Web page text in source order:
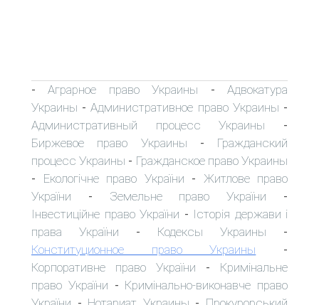
-Аграрное право Украины -Адвокатура
Украины -Административное право Украины -
Административный процесс Украины -
Биржевое право Украины - Гражданский
процесс Украины - Гражданское право Украины
- Екологічне право України - Житлове право
України - Земельне право України -
Інвестиційне право України - Історія держави і
права України - Кодексы Украины -
Конституционное право Украины -
Корпоративне право України - Кримінальне
право України - Кримінально-виконавче право